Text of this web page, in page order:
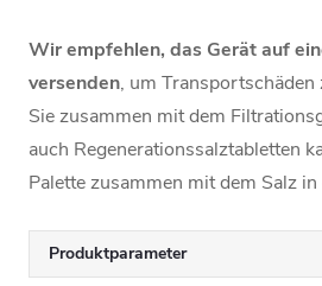
Wir empfehlen, das Gerät auf
versenden, um
Sie zusammen mit dem
auch Regenerationssalztabletten
Palette zusammen mit dem Salz
Produktparameter